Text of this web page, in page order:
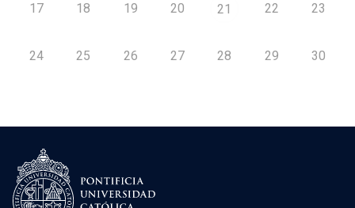
17 18 19 20 21 22 23
24 25 26 27 28 29 30